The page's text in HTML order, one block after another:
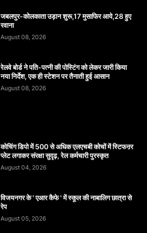
जबलपुर-कोलकाता उड़ान शुरू,17 मुसाफिर आये,28 हुए
रवाना
August 08, 2026
रेलवे बोर्ड ने पति-पत्नी की पोस्टिंग को लेकर जारी किया
नया निर्देश, एक ही स्टेशन पर तैनाती हुई आसान
August 08, 2026
कोचिंग डिपो में 500 से अधिक एलएचबी कोचों में स्टिफऩर
प्लेट लगाकर संरक्षा सुदृढ़, रेल कर्मचारी पुरस्कृत
August 04, 2026
विजयनगर के ' एआर कैफे ' में स्कूल की नाबालिग छात्रा से
रेप
August 05, 2026